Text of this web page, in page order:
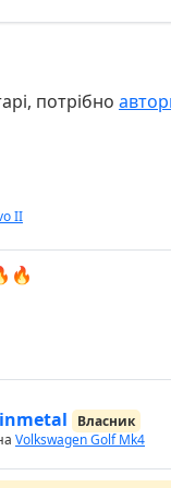
потрібно
II
Власник
Volkswagen Golf Mk4